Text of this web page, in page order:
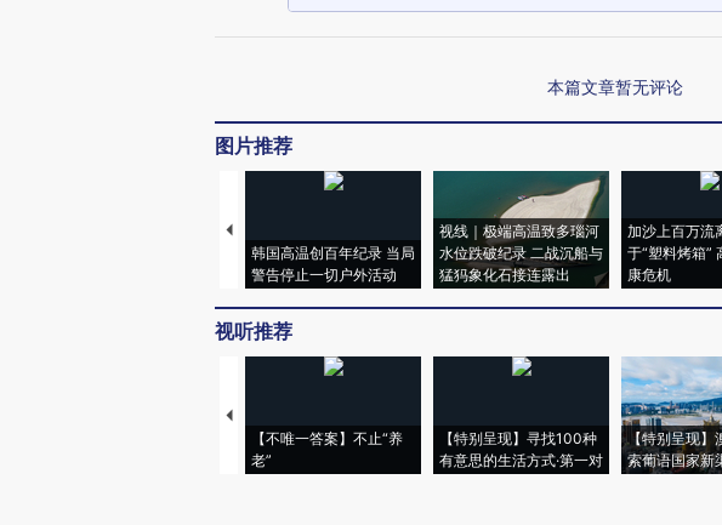
本篇文章暂无评论
图片推荐
韩国高温创百年纪录 当局
警告停止一切户外活动
视线｜极端高温致多瑙河
水位跌破纪录 二战沉船与
猛犸象化石接连露出
加沙上百万流
于“塑料烤箱”
康危机
视听推荐
【不唯一答案】不止“养
老”
【特别呈现】寻找100种
有意思的生活方式·第一对
【特别呈现】
索葡语国家新